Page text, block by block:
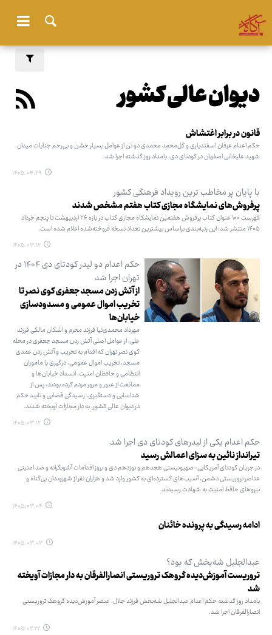
دیوان عالی کشور
قانون در برابر اغتشاش
حکم اعدام عرفان اسفندیاری و گل‌محمد محمدی دو تن از عوامل بسیار خشن و بی‌رحم جنایات میدان
شهید علیخانی اصفهان در کودتای دی، بامداد روز گذشته اجرا شد.
۱۴۰۵.۰۴.۲۹
با پایان پر مخاطب ترین رویداد فرهنگی کشور
پرفروش‌های نمایشگاه مجازی کتاب هفتم مشخص شدند
فهرست ۱۰۰ عنوان کتاب پرفروش هفتمین نمایشگاه مجازی کتاب در بازه ۲۶ اردیبهشت تا پنجم خرداد
۱۴۰۵ منتشر شد؛ این رتبه‌بندی براساس بیشترین تعداد نسخه فروخته‌شده اعلام شده است.
۱۴۰۵.۰۳.۱۲
حکم اعدام دو لیدر کودتای دی‌ ۱۴۰۴ در
تهران اجرا شد
از آتش‌ زدن مسجد جعفری کوی نصر تا
تخریب اموال عمومی و مسدودسازی
خیابان‌ها
مهرداد محمدی‌نیا فرزند محرم و اشکان مالکی فرزند
علی، از عوامل اصلی آتش‌ زدن مسجد جعفری در محله
کوی نصر تهران که اقدام به تخریب و آتش‌ زدن عمدی
مسجد، تخریب اموال عمومی، درگیری با ماموران
انتظامی و حافظان امنیت، انسداد خیابان‌ها و
ممانعت از عبور و مرور مردم کرده بودند، پس از
شناسایی و دستگیری، رسیدگی قضایی و تایید حکم
در دیوان عالی کشور، به دار مجازات آویخته شدند.
۱۴۰۵.۰۳.۱۲
حکم اعدام یکی از لیدرهای کودتای دی اجرا شد
تیرانداز نائین به سزای اعمالش رسید
در جریان کودتای آمریکایی-صهیونیستی هجدهم و نوزدهم دی و بروز اقدامات آشوبگرانه و ضد امنیتی
عناصر تروریستی دشمن، آسیب‌های گسترده‌ای به کشور وارد شد و هزاران نفر از شهروندان بی‌گناه و
نیروهای حافظ امنیت به شهادت رسیدند.
۱۴۰۵.۰۳.۰۴
ادامه رسیدگی به پرونده خائنان
۱۴۰۵.۰۳.۰۳
عبدالجلیل شه‌بخش که بود؟
تروریست آموزش‌دیده گروهک تروریستی انصارالفرقان به دار مجازات آویخته
شد
بامداد روز گذشته حکم اعدام عبدالجلیل شه‌بخش فرزند جلال، عنصر آموزش‌دیده گروهک تروریستی
انصارالفرقان اجرا شد.
۱۴۰۵.۰۲.۲۲